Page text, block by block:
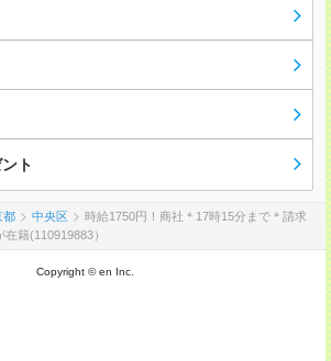
ト
都 中央区
時給1750円！商社＊17時15分まで＊請求
籍(110919883）
Copyright © en Inc.